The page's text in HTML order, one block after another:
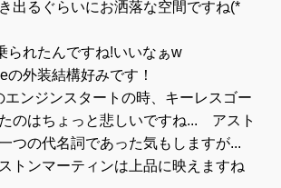
出るぐらいにお洒落な空間ですね(*
られたんですね!いいなぁw
の外装結構好みです！
エンジンスタートの時、キーレスゴー
のはちょっと悲しいですね... アスト
つの代名詞であった気もしますが...
トンマーティンは上品に映えますね